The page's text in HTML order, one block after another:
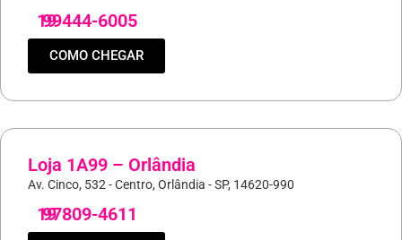
19
99444-6005
COMO CHEGAR
Loja 1A99 – Orlândia
Av. Cinco, 532 - Centro, Orlândia - SP, 14620-990
19
97809-4611